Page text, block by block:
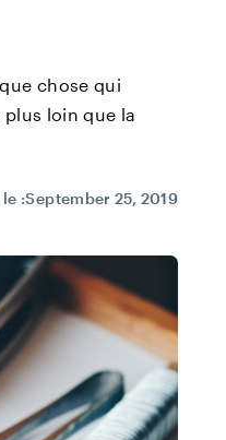
chose qui
loin que la
le :September 25, 2019